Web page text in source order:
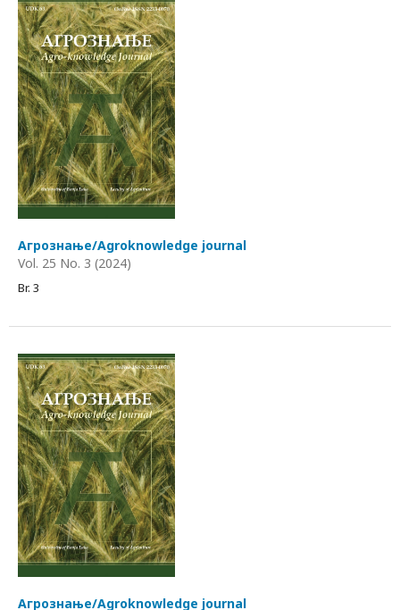
Агрознање/Agroknowledge journal
Vol. 25 No. 3 (2024)
Br. 3
Агрознање/Agroknowledge journal